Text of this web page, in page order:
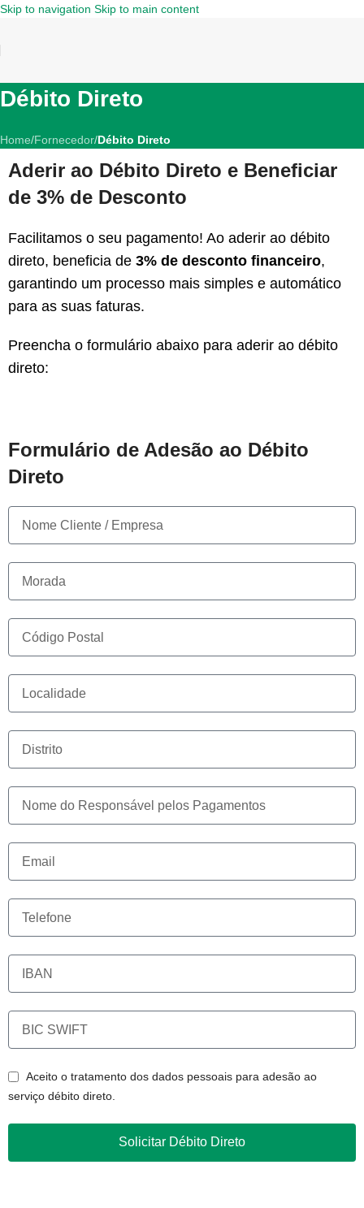
Skip to navigation Skip to main content
Débito Direto
Home/Fornecedor/Débito Direto
Aderir ao Débito Direto e Beneficiar
de 3% de Desconto
Facilitamos o seu pagamento! Ao aderir ao débito
direto, beneficia de 3% de desconto financeiro,
garantindo um processo mais simples e automático
para as suas faturas.
Preencha o formulário abaixo para aderir ao débito
direto:
Formulário de Adesão ao Débito
Direto
Aceito o tratamento dos dados pessoais para adesão ao
serviço débito direto.
Solicitar Débito Direto